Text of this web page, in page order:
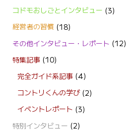
コドモおしごとインタビュー (3)
経営者の習慣(18)
その他インタビュー・レポート (12)
特集記事(10)
完全ガイド系記事 (4)
コントリくんの学び(2)
イベントレポート (3)
特別インタビュー (2)